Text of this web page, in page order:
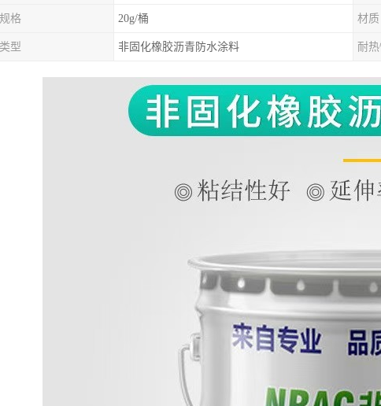
规格 20g/桶 材质
类型 非固化橡胶沥青防水涂料 耐热